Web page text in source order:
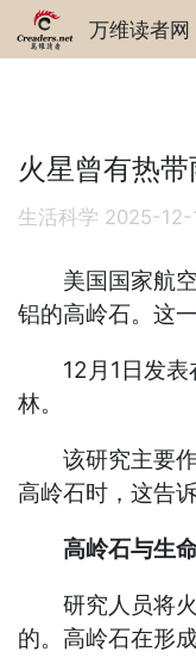
万维读者网
火星曾有热
生活科学 2025-12-
美国国家航空
铝的高岭石。这
12月1日发表在
林。
该研究主要作
高岭石时，这告
高岭石与生
研究人员将火
的。高岭石在形